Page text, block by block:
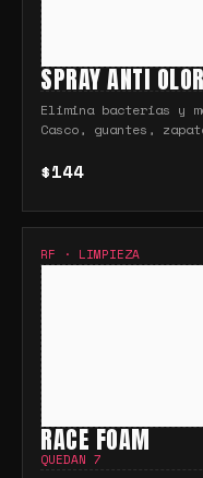
SPRAY ANTI
Elimina bacterias y
Casco, guantes,
$144
RF · LIMPIEZA
RACE FOAM
QUEDAN 7